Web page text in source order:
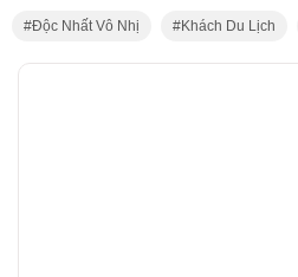
Độc Nhất Vô Nhị Khách Du Lịch